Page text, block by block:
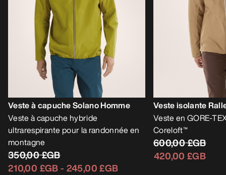
Veste à capuche Solano Homme
Veste à capuche hybride
ultrarespirante pour la randonnée en
montagne
350,00 £GB
210,00 £GB- 245,00 £GB
Veste isolante
Veste en GORE-
Coreloft™
600,00 £GB
420,00 £GB